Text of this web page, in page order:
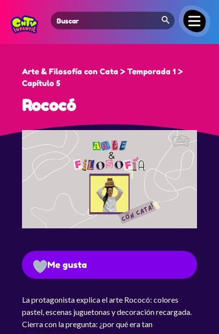
Search
for:
Search Button
Arte & Filosofía con Cata > Temporada 1 >
Capítulo 5
Rococó
Me gusta
La protagonista explica el arte Rococó: colores
pastel, escenas juguetonas y decoración recargada.
Cierra con la pregunta: ¿por qué era tan